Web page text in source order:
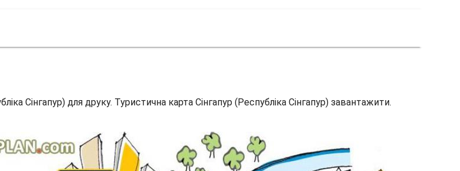
Сінгапур) для друку. Туристична карта Сінгапур (Республіка Сінгапур) завантажити.